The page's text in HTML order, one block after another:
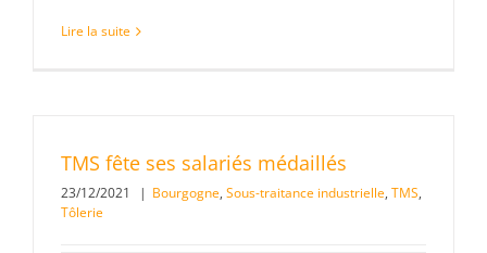
Lire la suite
TMS fête ses salariés médaillés
23/12/2021 | Bourgogne, Sous-traitance industrielle, TMS,
Tôlerie